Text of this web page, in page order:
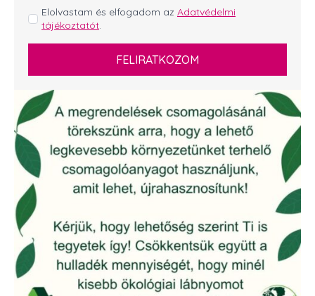
GDPR
*
Elolvastam és elfogadom az Adatvédelmi
tájékoztatót
FELIRATKOZOM